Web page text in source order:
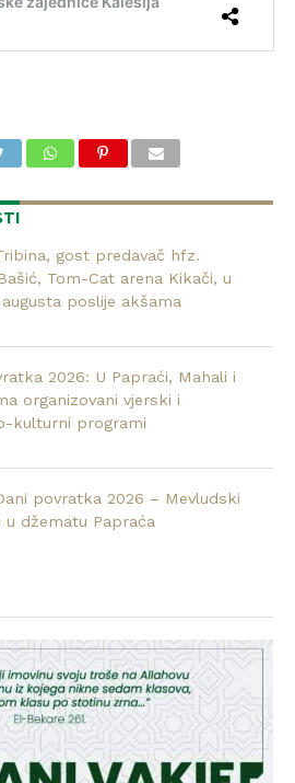
gost predavač hfz.
Tom-Cat arena Kikači, u
poslije akšama
2026: U Papraći, Mahali i
organizovani vjerski i
kulturni programi
povratka 2026 – Mevludski
u džematu Papraća